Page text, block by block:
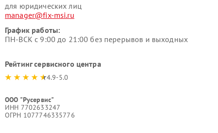
для юридических лиц
manager@fix-msi.ru
График работы:
ПН-ВСК с 9:00 до 21:00 без перерывов и выходных
Рейтинг сервисного центра
4.9-5.0
ООО "Русервис"
ИНН 7702633247
ОГРН 1077746335776